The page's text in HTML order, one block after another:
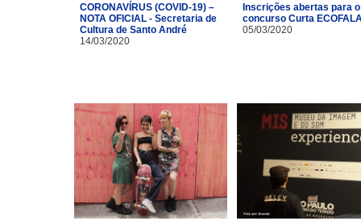
CORONAVÍRUS (COVID-19) –
NOTA OFICIAL - Secretaria de
Cultura de Santo André
14/03/2020
Inscrições abertas para o
concurso Curta
05/03/2020